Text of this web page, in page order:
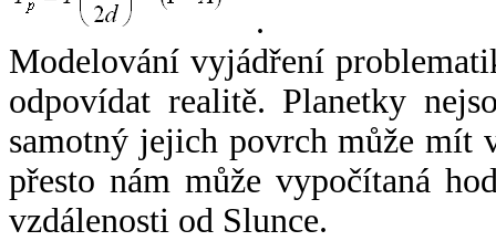
.
Modelování vyjádření
odpovídat realitě. Planetky
samotný jejich povrch může mít
přesto nám může vypočítaná
vzdálenosti od Slunce.